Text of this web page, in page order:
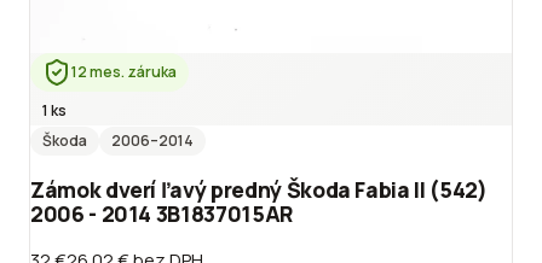
12 mes. záruka
1 ks
Škoda
2006–2014
Zámok dverí ľavý predný Škoda Fabia II (542)
2006 - 2014 3B1837015AR